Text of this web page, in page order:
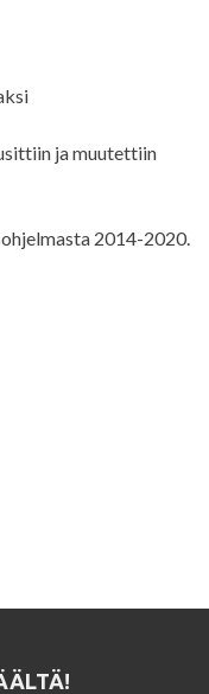
ja muutettiin
2014-2020.